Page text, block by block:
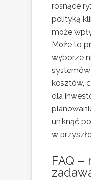
rosnące
polityką
może
Może to
wyborze
systemów
kosztów,
dla
uniknąć
w
FAQ –